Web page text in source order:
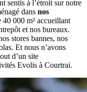
sentis à l’étroit sur notre
dans nos
40 000 m² accueillant
et nos bureaux.
stores bannes, nos
Et nous n’avons
d’un site
Evolis à Courtrai.